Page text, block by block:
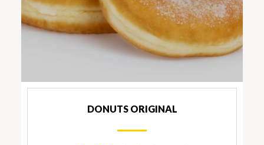
DONUTS ORIGINAL